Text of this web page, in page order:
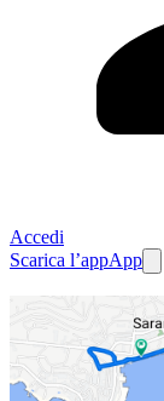
Accedi
Scarica l’appApp